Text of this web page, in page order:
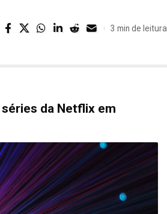
3 min de leitura
da Netflix em